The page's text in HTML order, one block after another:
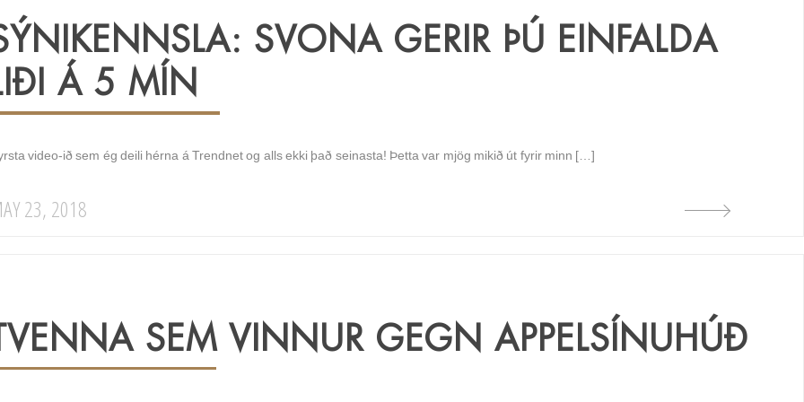
SVONA GERIR ÞÚ EINFALDA
Á 5 MÍN
video-ið sem ég deili hérna á Trendnet og alls ekki það seinasta! Þetta var mjög mikið út fyrir minn […]
23, 2018
SEM VINNUR GEGN APPELSÍNUHÚÐ